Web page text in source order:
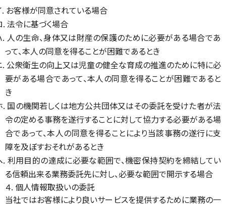
. お客様が同意されている場合
. 法令に基づく場合
. 人の生命、身体又は財産の保護のために必要がある場合であ
って、本人の同意を得ることが困難であるとき
. 公衆衛生の向上又は児童の健全な育成の推進のために特に必
要がある場合であって、本人の同意を得ることが困難であると
き
. 国の機関若しくは地方公共団体又はその委託を受けた者が法
令の定める事務を遂行することに対して協力する必要がある場
合であって、本人の同意を得ることにより当該事務の遂行に支
障を及ぼすおそれがあるとき
. 利用目的の達成に必要な範囲で、機密保持契約を締結してい
る信頼出来る業務委託先に対し、必要な範囲で開示する場合
４. 個人情報取扱いの委託
当社ではお客様により良いサービスを提供するために業務の一